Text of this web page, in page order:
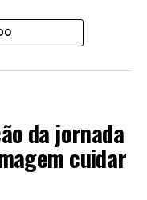
da jornada
cuidar